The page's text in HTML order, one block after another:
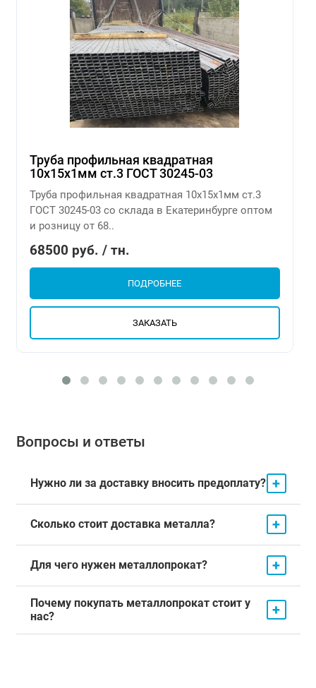
Труба профильная квадратная
10х15х1мм ст.3 ГОСТ 30245-03
Труба профильная квадратная 10х15х1мм ст.3
ГОСТ 30245-03 со склада в Екатеринбурге оптом
и розницу от 68..
68500 руб. / тн.
ПОДРОБНЕЕ
ЗАКАЗАТЬ
Вопросы и ответы
Нужно ли за доставку вносить предоплату? +
Сколько стоит доставка металла? +
Для чего нужен металлопрокат? +
Почему покупать металлопрокат стоит у
нас?
+